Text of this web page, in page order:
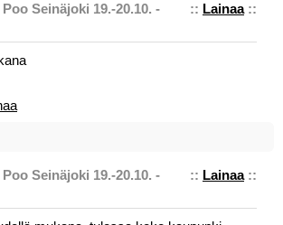
:: Lainaa::
Seinäjoki 19.-20.10. -
:: Lainaa::
Seinäjoki 19.-20.10. -